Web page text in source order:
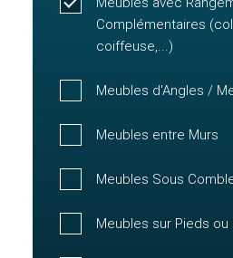
Complémentaires
coiffeuse,...)
Meubles d'Angles /
Meubles entre Murs
Meubles Sous
Meubles sur Pieds ou